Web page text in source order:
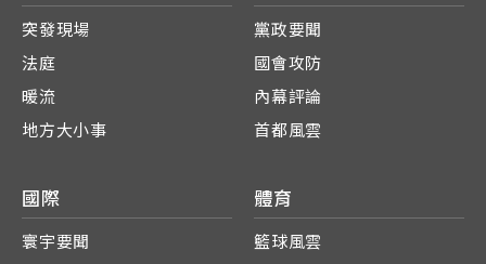
突發現場
法庭
暖流
地方大小事
黨政要聞
國會攻防
內幕評論
首都風雲
國際
寰宇要聞
體育
籃球風雲